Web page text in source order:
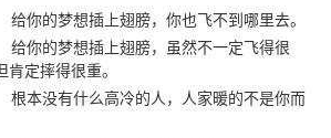
给你的梦想插上翅膀，你也飞不到哪里去。
给你的梦想插上翅膀，虽然不一定飞得很
肯定摔得很重。
根本没有什么高冷的人，人家暖的不是你而